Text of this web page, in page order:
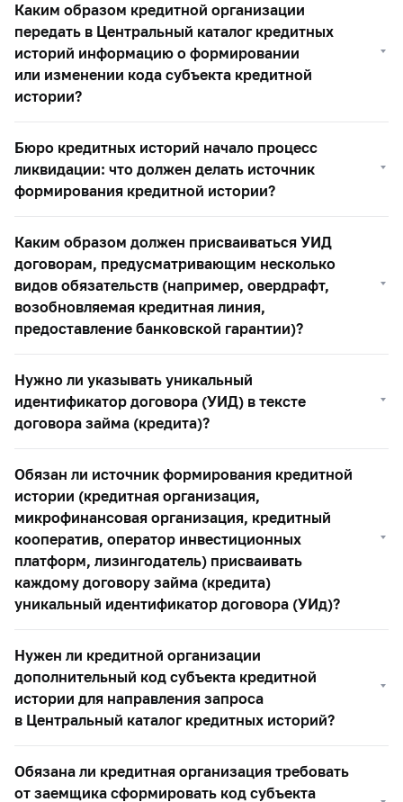
Каким образом кредитной организации
передать в Центральный каталог кредитных
историй информацию о формировании
или изменении кода субъекта кредитной
истории?
Бюро кредитных историй начало процесс
ликвидации: что должен делать источник
формирования кредитной истории?
Каким образом должен присваиваться УИД
договорам, предусматривающим несколько
видов обязательств (например, овердрафт,
возобновляемая кредитная линия,
предоставление банковской гарантии)?
Нужно ли указывать уникальный
идентификатор договора (УИД) в тексте
договора займа (кредита)?
Обязан ли источник формирования кредитной
истории (кредитная организация,
микрофинансовая организация, кредитный
кооператив, оператор инвестиционных
платформ, лизингодатель) присваивать
каждому договору займа (кредита)
уникальный идентификатор договора (УИд)?
Нужен ли кредитной организации
дополнительный код субъекта кредитной
истории для направления запроса
в Центральный каталог кредитных историй?
Обязана ли кредитная организация требовать
от заемщика сформировать код субъекта